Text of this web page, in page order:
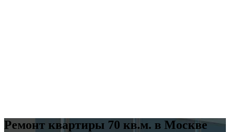
Ремонт квартиры 70 кв.м. в Москве